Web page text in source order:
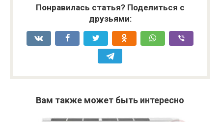
Понравилась статья? Поделиться с
друзьями:
Вам также может быть интересно